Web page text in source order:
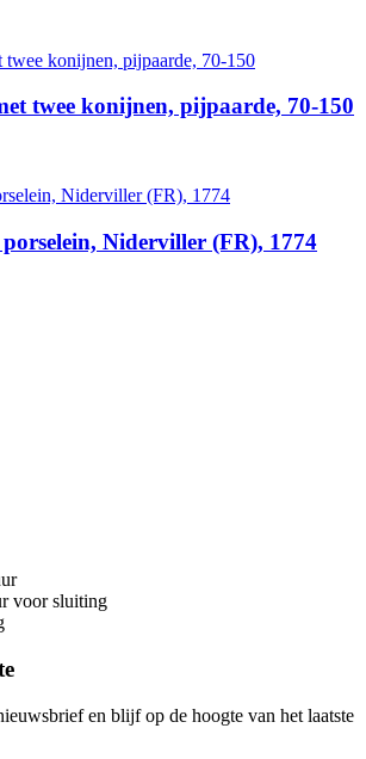
twee konijnen, pijpaarde, 70-150
Niderviller (FR), 1774
voor sluiting
en blijf op de hoogte van het laatste